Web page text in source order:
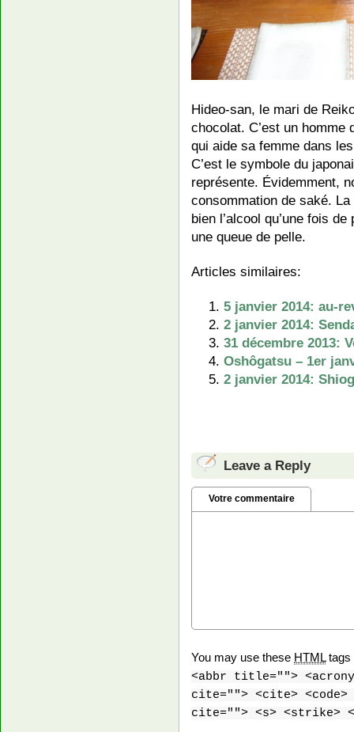
Hideo-san, le mari de
chocolat. C’est un homme
qui aide sa femme dans
C’est le symbole du
représente. Évidemment,
consommation de saké.
bien l’alcool qu’une fois
une queue de pelle.
Articles similaires:
5 janvier 2014: au-
2 janvier 2014:
31 décembre 2013:
Oshôgatsu – 1er
2 janvier 2014:
Leave a Reply
Votre commentaire
You may use these HTMLtags
<abbr title="">
cite=""> <cite> <code>
cite=""> <s> <strike>